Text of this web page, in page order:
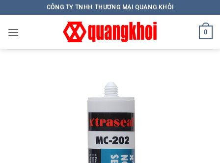
to
content
CÔNG TY TNHH THƯƠNG MẠI QUANG KHÔI
0